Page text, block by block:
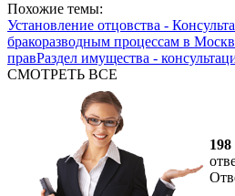
Похожие темы:
Установление отцовства -
бракоразводным процессам в
правРаздел имущества -
СМОТРЕТЬ ВСЕ